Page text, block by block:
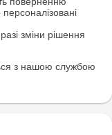
зміни рішення
з нашою службою